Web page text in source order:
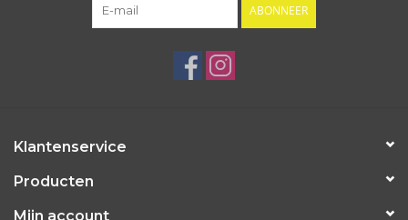
ABONNEER
Klantenservice
Producten
Mijn account